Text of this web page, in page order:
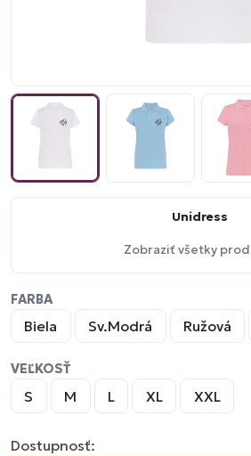
Unidress
Zobraziť všetky
FARBA
Biela Sv.Modrá Ružová
VEĽKOSŤ
S M L XL XXL
Dostupnosť: